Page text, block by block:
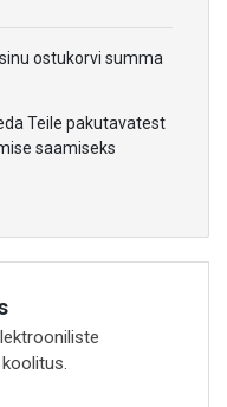
ostukorvi summa
Teile pakutavatest
saamiseks